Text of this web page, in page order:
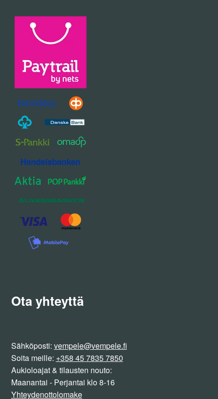
Ota yhteyttä
Sähköposti: vempele@vempele.fi
Soita meille: +358 45 7835 7850
Aukioloajat & tilausten nouto:
Maanantai - Perjantai klo 8-16
Yhteydenottolomake